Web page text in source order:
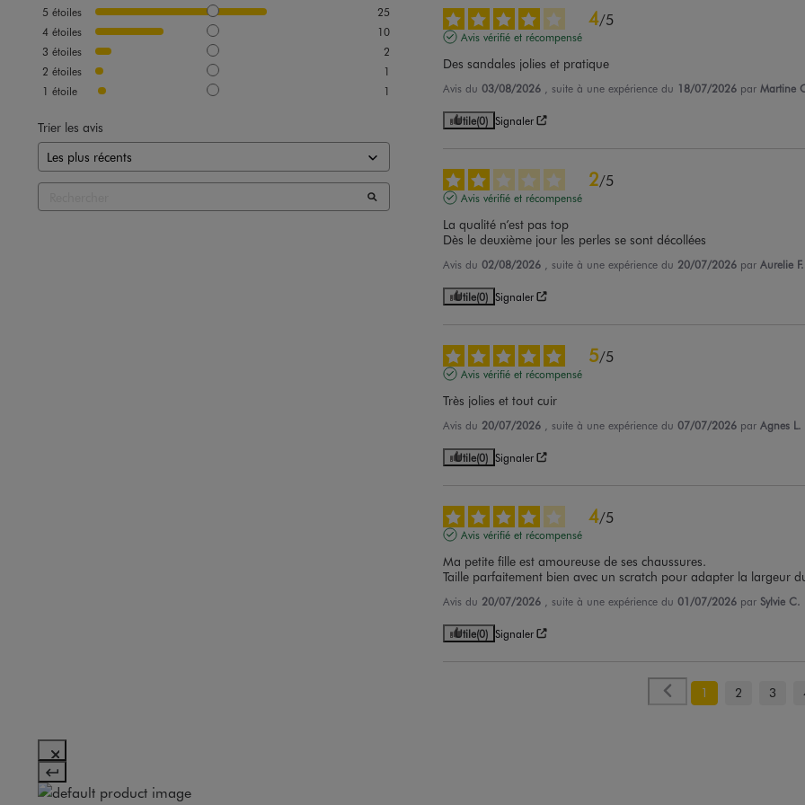
5 étoiles
25
4 étoiles
10
3 étoiles
2
2 étoiles
1
1 étoile 1
Trier les avis
4/5
Avis vérifié et récompensé
Des sandales jolies et pratique
Avis du 03/08/2026 , suite à une expérience du 18/07/2026 par Martine
Utile(0) Signaler
2/5
Avis vérifié et récompensé
La qualité n’est pas top
Dès le deuxième jour les perles se sont décollées
Avis du 02/08/2026 , suite à une expérience du 20/07/2026 par Aurelie F.
Utile(0) Signaler
5/5
Avis vérifié et récompensé
Très jolies et tout cuir
Avis du 20/07/2026 , suite à une expérience du 07/07/2026 par Agnes L.
Utile(0) Signaler
4/5
Avis vérifié et récompensé
Ma petite fille est amoureuse de ses chaussures.
Taille parfaitement bien avec un scratch pour adapter la largeur
Avis du 20/07/2026 , suite à une expérience du 01/07/2026 par Sylvie C.
Utile(0) Signaler
1 2 3